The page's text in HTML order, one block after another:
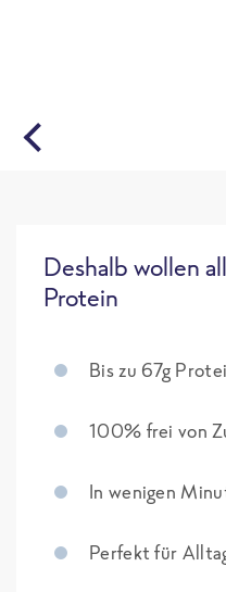
Deshalb wollen
Protein
Bis zu 67g
100% frei von
In wenigen
Perfekt für